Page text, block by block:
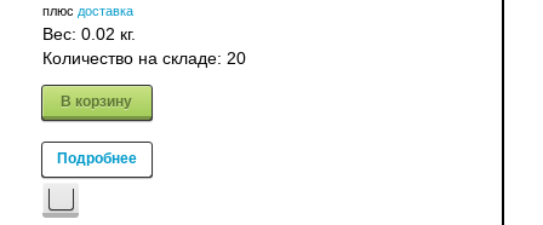
плюс доставка
Вес: 0.02 кг.
Количество на складе: 20
В корзину
Подробнее